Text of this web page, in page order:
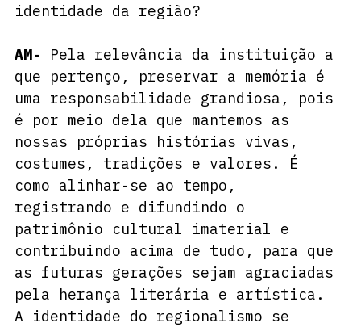
identidade da região?
AM- Pela relevância da instituição a
que pertenço, preservar a memória é
uma responsabilidade grandiosa, pois
é por meio dela que mantemos as
nossas próprias histórias vivas,
costumes, tradições e valores. É
como alinhar-se ao tempo,
registrando e difundindo o
patrimônio cultural imaterial e
contribuindo acima de tudo, para que
as futuras gerações sejam agraciadas
pela herança literária e artística.
A identidade do regionalismo se